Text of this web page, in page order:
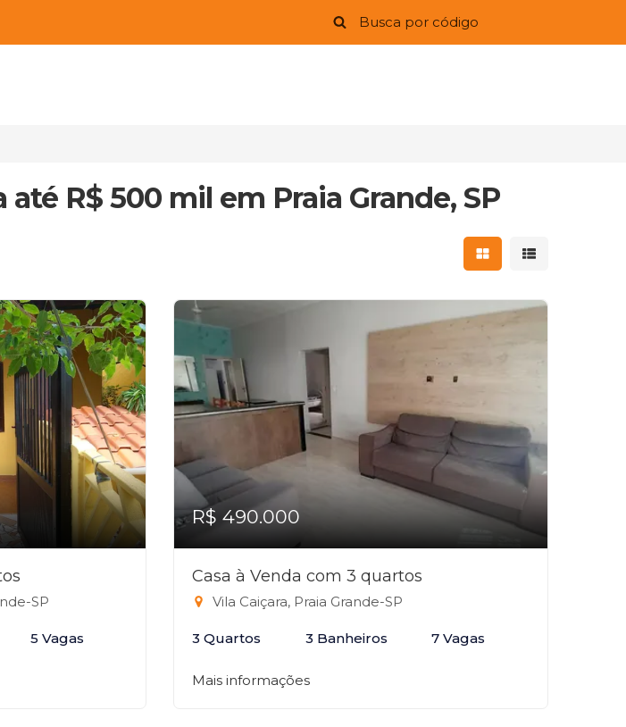
até R$ 500 mil em Praia Grande, SP
Mostrar resultados
Mostrar
SP
5 Vagas
R$ 490.000
Casa à Venda com 3 quartos
Vila Caiçara, Praia Grande-SP
3 Quartos 3 Banheiros 7 Vagas
Mais informações